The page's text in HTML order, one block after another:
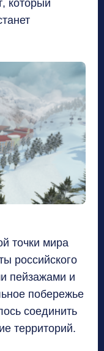
, который
точки мира
российского
пейзажами и
побережье
соединить
территорий.